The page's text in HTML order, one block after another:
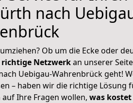
nach
Ob um die Ecke oder
richtige Netzwerkan unserer
Uebigau-Wahrenbrück geht!
– haben wir die richtige Lösung
Ihre Fragen wollen, was